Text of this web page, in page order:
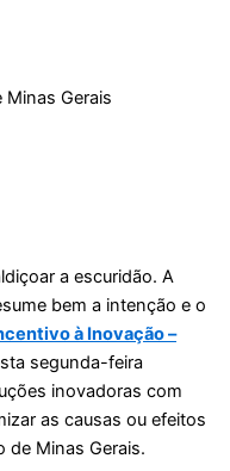
Minas Gerais
a escuridão. A
bem a intenção e o
à Inovação –
segunda-feira
inovadoras com
as causas ou efeitos
de Minas Gerais.